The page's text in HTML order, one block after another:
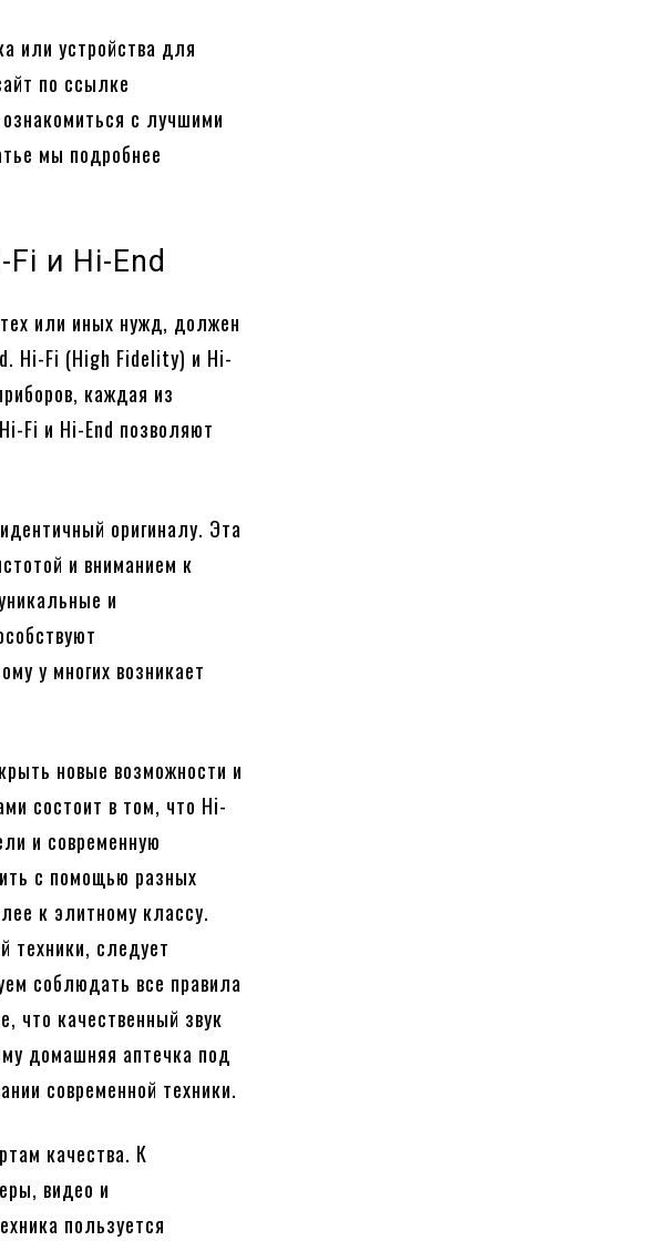
или устройства для
по ссылке
с лучшими
мы подробнее
и Hi-End
или иных нужд, должен
Hi-Fi (High Fidelity) и Hi-
каждая из
Fi и Hi-End позволяют
оригиналу. Эта
и вниманием к
и
у многих возникает
новые возможности и
состоит в том, что Hi-
и современную
с помощью разных
к элитному классу.
техники, следует
соблюдать все правила
что качественный звук
домашняя аптечка под
современной техники.
качества. К
видео и
пользуется